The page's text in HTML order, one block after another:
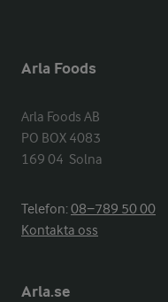
Arla Foods
Arla Foods AB
PO BOX 4083
169 04  Solna
Telefon:08−789 50 00
Kontakta oss
Arla.se